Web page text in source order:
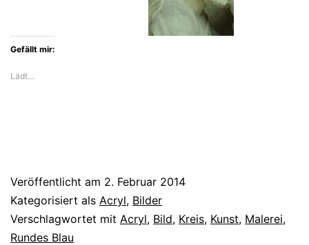
Gefällt mir:
Lädt…
Veröffentlicht am 2. Februar 2014
Kategorisiert als Acryl, Bilder
Verschlagwortet mit Acryl, Bild, Kreis, Kunst, Malerei,
Rundes Blau